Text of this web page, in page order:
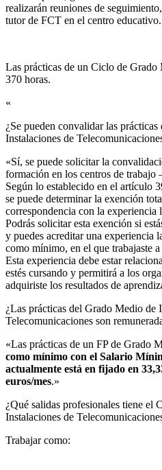
realizarán reuniones de
tutor de FCT en el centro educativo.
Las prácticas de un Ciclo de
370 horas.
«
¿Se pueden convalidar las
Instalaciones de
«Sí, se puede solicitar la
formación en los centros de trabajo
Según lo establecido en el artículo
se puede determinar la exención
correspondencia con la experiencia
Podrás solicitar esta exención si
y puedes acreditar una experiencia
como mínimo, en el que trabajaste
Esta experiencia debe estar
estés cursando y permitirá a los
adquiriste los resultados de
¿Las prácticas del Grado Medio de
Telecomunicaciones son
«Las prácticas de un FP de Grado
como mínimo con el Salario
actualmente está en fijado en
euros/mes.»
¿Qué salidas profesionales tiene el
Instalaciones de
Trabajar como: